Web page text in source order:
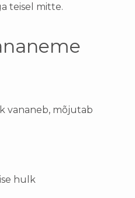
teisel mitte.
vananeb, mõjutab
hulk